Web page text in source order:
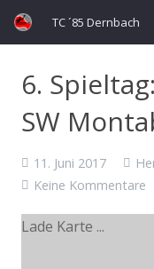
TC ´85 Dernbach
6.
SW
11. Juni 2017
Keine Kommentare
Lade Karte ...